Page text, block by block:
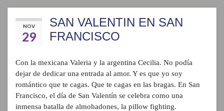
NOV
29
SAN VALENTIN EN SAN
FRANCISCO
Con la mexicana Valeria y la argentina Cecilia. No podía
dejar de dedicar una entrada al amor. Y es que yo soy
romántico que te cagas. Que te cagas en las bragas. En San
Francisco, el día de San Valentín se celebra como una
inmensa batalla de almohadones, la pillow fighting.